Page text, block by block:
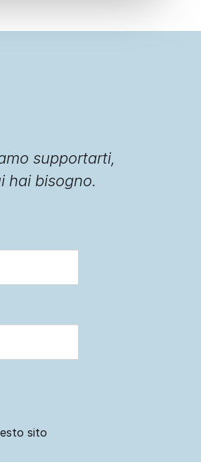
supportarti,
hai bisogno.
sito